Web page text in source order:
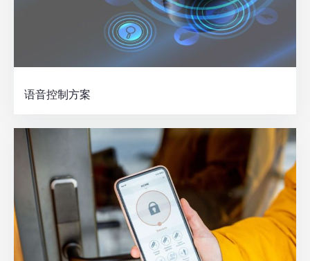
语音控制方案